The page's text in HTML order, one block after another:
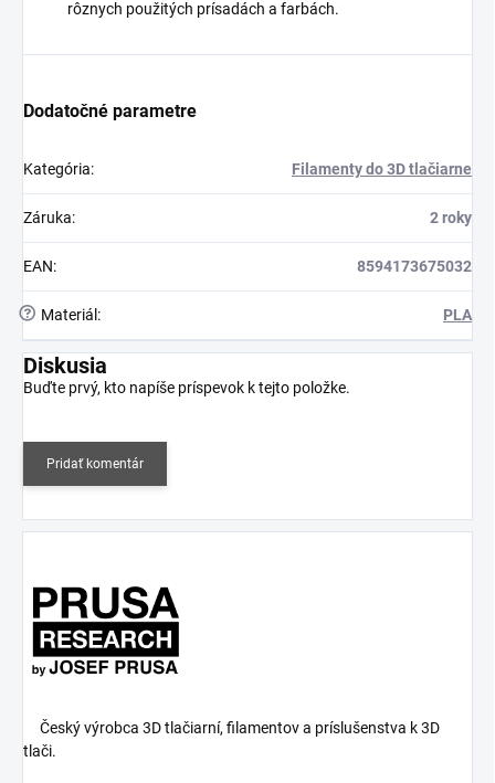
rôznych použitých prísadách a farbách.
Dodatočné parametre
Kategória: Filamenty do 3D tlačiarne
Záruka: 2 roky
EAN: 8594173675032
? Materiál : PLA
Diskusia
Buďte prvý, kto napíše príspevok k tejto položke.
Pridať komentár
Český výrobca 3D tlačiarní, filamentov a príslušenstva k 3D
tlači.